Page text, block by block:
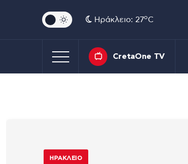
Ηράκλειο: 27oC
CretaOne TV
ΗΡΆΚΛΕΙΟ